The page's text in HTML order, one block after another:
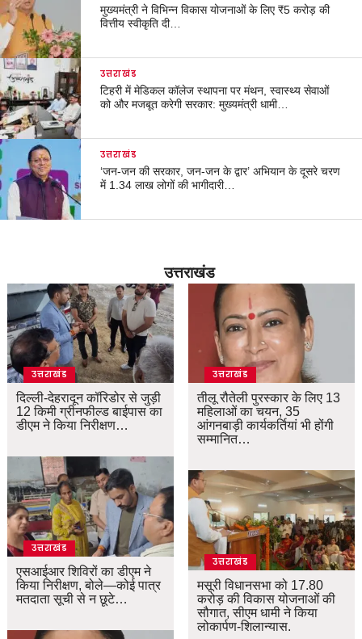
मुख्यमंत्री ने विभिन्न विकास योजनाओं के लिए ₹5 करोड़ की
वित्तीय स्वीकृति दी…
उत्तराखंड
टिहरी में मेडिकल कॉलेज स्थापना पर मंथन, स्वास्थ्य सेवाओं
को और मजबूत करेगी सरकार: मुख्यमंत्री धामी…
उत्तराखंड
‘जन-जन की सरकार, जन-जन के द्वार’ अभियान के दूसरे चरण
में 1.34 लाख लोगों की भागीदारी…
उत्तराखंड
उत्तराखंड
दिल्ली-देहरादून कॉरिडोर से जुड़ी
12 किमी ग्रीनफील्ड बाईपास का
डीएम ने किया निरीक्षण…
उत्तराखंड
एसआईआर शिविरों का डीएम ने
किया निरीक्षण, बोले—कोई पात्र
मतदाता सूची से न छूटे…
उत्तराखंड
तीलू रौतेली पुरस्कार के लिए 13
महिलाओं का चयन, 35
आंगनबाड़ी कार्यकर्तियां भी होंगी
सम्मानित…
उत्तराखंड
मसूरी विधानसभा को 17.80
करोड़ की विकास योजनाओं की
सौगात, सीएम धामी ने किया
लोकार्पण-शिलान्यास.